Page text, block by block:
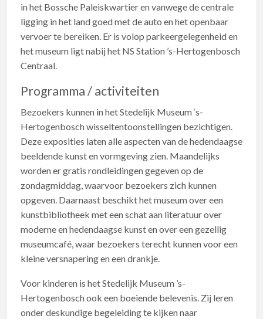
in het Bossche Paleiskwartier en vanwege de centrale
ligging in het land goed met de auto en het openbaar
vervoer te bereiken. Er is volop parkeergelegenheid en
het museum ligt nabij het NS Station ’s-Hertogenbosch
Centraal.
Programma / activiteiten
Bezoekers kunnen in het Stedelijk Museum ‘s-
Hertogenbosch wisseltentoonstellingen bezichtigen.
Deze exposities laten alle aspecten van de hedendaagse
beeldende kunst en vormgeving zien. Maandelijks
worden er gratis rondleidingen gegeven op de
zondagmiddag, waarvoor bezoekers zich kunnen
opgeven. Daarnaast beschikt het museum over een
kunstbibliotheek met een schat aan literatuur over
moderne en hedendaagse kunst en over een gezellig
museumcafé, waar bezoekers terecht kunnen voor een
kleine versnapering en een drankje.
Voor kinderen is het Stedelijk Museum ’s-
Hertogenbosch ook een boeiende belevenis. Zij leren
onder deskundige begeleiding te kijken naar